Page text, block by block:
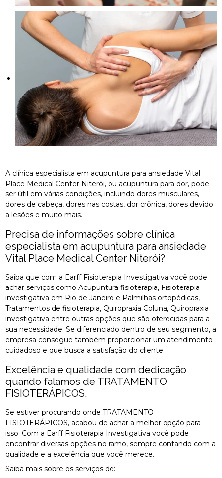
A clínica especialista em acupuntura para ansiedade Vital
Place Medical Center Niterói, ou acupuntura para dor, pode
ser útil em várias condições, incluindo dores musculares,
dores de cabeça, dores nas costas, dor crônica, dores devido
a lesões e muito mais.
Precisa de informações sobre clínica
especialista em acupuntura para ansiedade
Vital Place Medical Center Niterói?
Saiba que com a Earff Fisioterapia Investigativa você pode
achar serviços como Acupuntura fisioterapia, Fisioterapia
investigativa em Rio de Janeiro e Palmilhas ortopédicas,
Tratamentos de fisioterapia, Quiropraxia Coluna, Quiropraxia
investigativa entre outras opções que são oferecidas para a
sua necessidade. Se diferenciado dentro de seu segmento, a
empresa consegue também proporcionar um atendimento
cuidadoso e que busca a satisfação do cliente.
Excelência e qualidade com dedicação
quando falamos de TRATAMENTO
FISIOTERÁPICOS.
Se estiver procurando onde TRATAMENTO
FISIOTERÁPICOS, acabou de achar a melhor opção para
isso. Com a Earff Fisioterapia Investigativa você pode
encontrar diversas opções no ramo, sempre contando com a
qualidade e a excelência que você merece.
Saiba mais sobre os serviços de: